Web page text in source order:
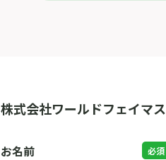
株式会社ワールドフェイマス
お名前 必須